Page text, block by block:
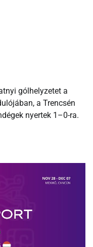
gólhelyzetet a
a Trencsén
nyertek 1–0-ra.